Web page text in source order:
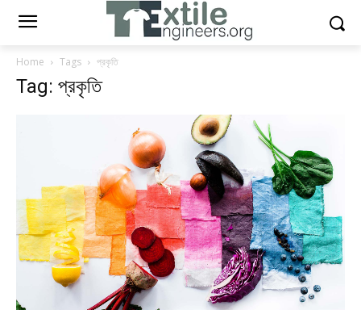
Home Tags প্রকৃতি
Tag: প্রকৃতি